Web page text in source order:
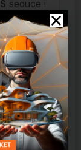
seduce i
sinuosità